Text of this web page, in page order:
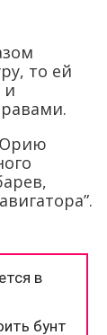
то ей
и